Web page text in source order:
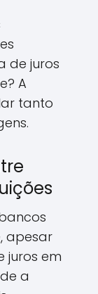
de juros
A
tanto
apesar
juros em
a